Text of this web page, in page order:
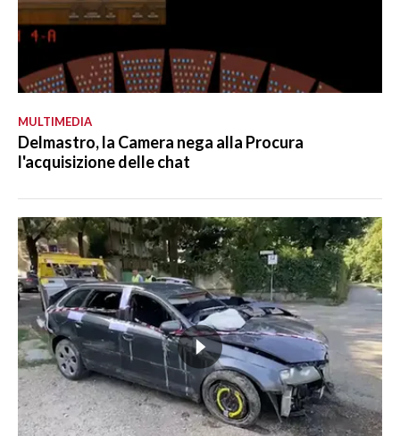
MULTIMEDIA
Delmastro, la Camera nega alla Procura
l'acquisizione delle chat